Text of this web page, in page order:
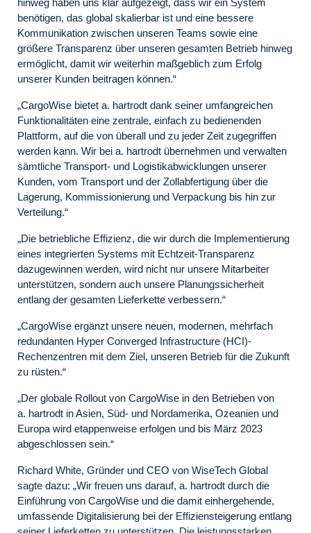
benötigen, das global skalierbar ist und eine bessere
Kommunikation zwischen unseren Teams sowie eine
größere Transparenz über unseren gesamten Betrieb hinweg
ermöglicht, damit wir weiterhin maßgeblich zum Erfolg
unserer Kunden beitragen können.“
„CargoWise bietet a. hartrodt dank seiner umfangreichen
Funktionalitäten eine zentrale, einfach zu bedienenden
Plattform, auf die von überall und zu jeder Zeit zugegriffen
werden kann. Wir bei a. hartrodt übernehmen und verwalten
sämtliche Transport- und Logistikabwicklungen unserer
Kunden, vom Transport und der Zollabfertigung über die
Lagerung, Kommissionierung und Verpackung bis hin zur
Verteilung.“
„Die betriebliche Effizienz, die wir durch die Implementierung
eines integrierten Systems mit Echtzeit-Transparenz
dazugewinnen werden, wird nicht nur unsere Mitarbeiter
unterstützen, sondern auch unsere Planungssicherheit
entlang der gesamten Lieferkette verbessern.“
„CargoWise ergänzt unsere neuen, modernen, mehrfach
redundanten Hyper Converged Infrastructure (HCI)-
Rechenzentren mit dem Ziel, unseren Betrieb für die Zukunft
zu rüsten.“
„Der globale Rollout von CargoWise in den Betrieben von
a. hartrodt in Asien, Süd- und Nordamerika, Ozeanien und
Europa wird etappenweise erfolgen und bis März 2023
abgeschlossen sein.“
Richard White, Gründer und CEO von WiseTech Global
sagte dazu: „Wir freuen uns darauf, a. hartrodt durch die
Einführung von CargoWise und die damit einhergehende,
umfassende Digitalisierung bei der Effiziensteigerung entlang